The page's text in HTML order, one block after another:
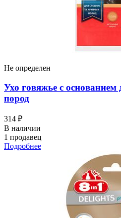
Не определен
Ухо говяжье с
пород
314 ₽
В наличии
1 продавец
Подробнее